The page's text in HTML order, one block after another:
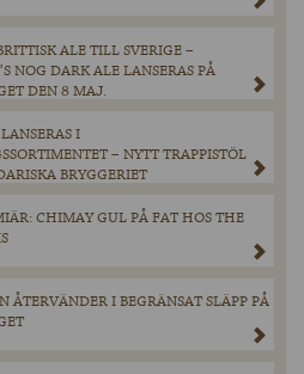
ALE TILL SVERIGE –
NOG DARK ALE LANSERAS PÅ
DEN 8 MAJ.
I
– NYTT TRAPPISTÖL
BRYGGERIET
CHIMAY GUL PÅ FAT HOS THE
ÅTERVÄNDER I BEGRÄNSAT SLÄPP PÅ